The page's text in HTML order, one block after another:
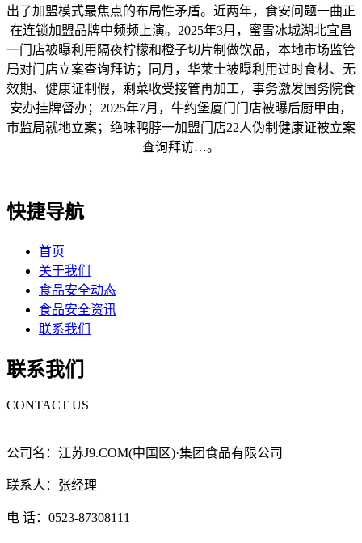
出了加盟模式最焦点的布局性矛盾。近两年，食安问题一曲正
在连锁加盟品牌中频频上演。2025年3月，蜜雪冰城湖北宜昌
一门店被曝利用隔夜柠檬和橙子切片制做饮品，本地市场监管
局对门店立案查询拜访；同月，华莱士被曝利用过时食材、无
效期、健康证制假，剩菜收受接管再加工，事务激发国务院食
安办挂牌督办；2025年7月，牛约堡厦门门店被曝后厨甲由，
市监局就地立案；绝味鸭脖一加盟门店22人伪制健康证被立案
查询拜访…。
快捷导航
首页
关于我们
食品安全动态
食品安全资讯
联系我们
联系我们
CONTACT US
公司名：江苏J9.COM(中国区)·集团食品有限公司
联系人：张经理
电 话：0523-87308111